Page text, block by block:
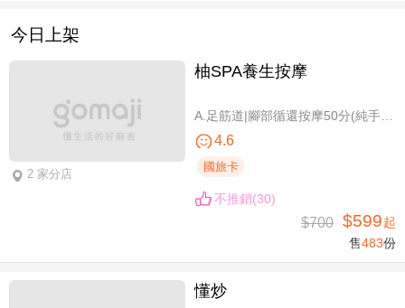
今日上架
2 家分店
柚SPA養生按摩
A.足筋道|腳部循還按摩50分(純手技40分) / B.五感按摩全身舒壓(指/油壓 二選一)70分(純手技70分) / C.深層暖筋|黑玉熱石全身舒壓70分(手技60分)
4.6
國旅卡
不推銷(30)
$700 $599起
售483份
懂炒